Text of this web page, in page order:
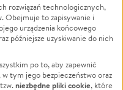
Powódź
Wichura
NGO
Edukacja
Podróż
rozwiązań technologicznych,
Obejmuje to zapisywanie i
urządzenia końcowego
późniejsze uzyskiwanie do nich
po to, aby zapewnić
w tym jego bezpieczeństwo oraz
niezbędne pliki cookie, które